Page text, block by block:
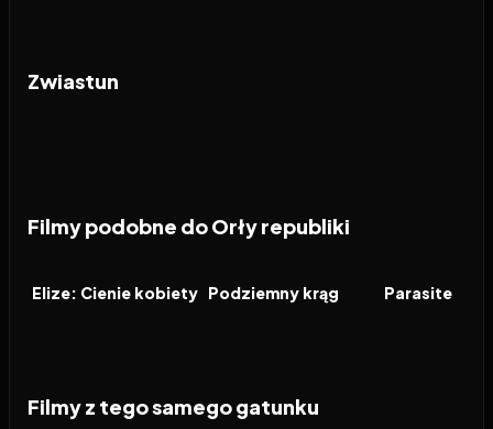
Zwiastun
Filmy podobne do Orły republiki
FILM
Elize: Cienie kobiety FILM
Podziemny krąg FILM
Parasite
Filmy z tego samego gatunku